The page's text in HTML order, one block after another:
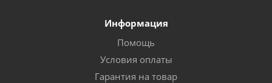
Информация
Помощь
Условия оплаты
Гарантия на товар